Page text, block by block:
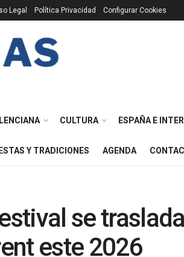
Legal Política Privacidad Configurar Cookies
CULTURA ESPAÑA E
Y TRADICIONES AGENDA
se
este 2026